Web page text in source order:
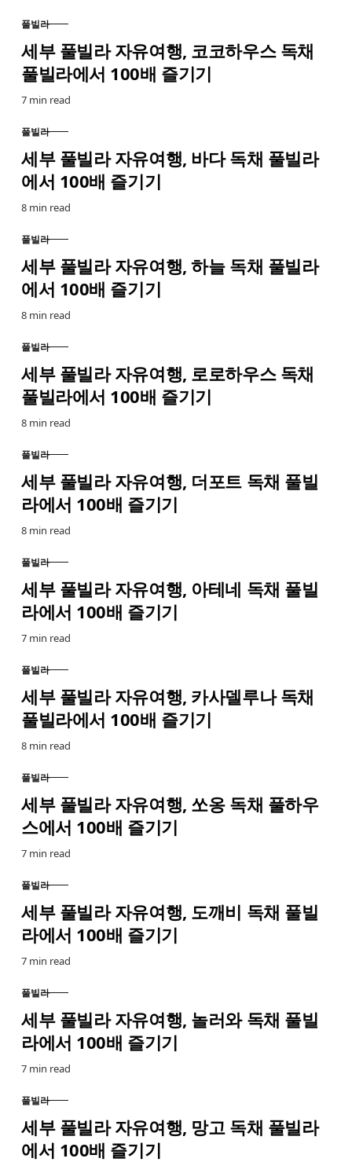
CATEGORY
풀빌라
세부 풀빌라 자유여행, 코코하우스 독채
풀빌라에서 100배 즐기기
7 min read
CATEGORY
풀빌라
세부 풀빌라 자유여행, 바다 독채 풀빌라
에서 100배 즐기기
8 min read
CATEGORY
풀빌라
세부 풀빌라 자유여행, 하늘 독채 풀빌라
에서 100배 즐기기
8 min read
CATEGORY
풀빌라
세부 풀빌라 자유여행, 로로하우스 독채
풀빌라에서 100배 즐기기
8 min read
CATEGORY
풀빌라
세부 풀빌라 자유여행, 더포트 독채 풀빌
라에서 100배 즐기기
8 min read
CATEGORY
풀빌라
세부 풀빌라 자유여행, 아테네 독채 풀빌
라에서 100배 즐기기
7 min read
CATEGORY
풀빌라
세부 풀빌라 자유여행, 카사델루나 독채
풀빌라에서 100배 즐기기
8 min read
CATEGORY
풀빌라
세부 풀빌라 자유여행, 쏘옹 독채 풀하우
스에서 100배 즐기기
7 min read
CATEGORY
풀빌라
세부 풀빌라 자유여행, 도깨비 독채 풀빌
라에서 100배 즐기기
7 min read
CATEGORY
풀빌라
세부 풀빌라 자유여행, 놀러와 독채 풀빌
라에서 100배 즐기기
7 min read
CATEGORY
풀빌라
세부 풀빌라 자유여행, 망고 독채 풀빌라
에서 100배 즐기기